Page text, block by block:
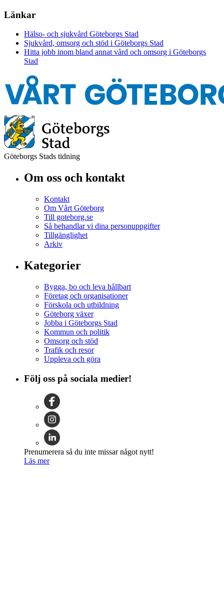
Länkar
Hälso- och sjukvård Göteborgs Stad
Sjukvård, omsorg och stöd i Göteborgs Stad
Hitta jobb inom bland annat vård och omsorg i Göteborgs
Stad
Göteborgs Stads tidning
Om oss och kontakt
Kontakt
Om Vårt Göteborg
Till goteborg.se
Så behandlar vi dina personuppgifter
Tillgänglighet
Arkiv
Kategorier
Bygga, bo och leva hållbart
Företag och organisationer
Förskola och utbildning
Göteborg växer
Jobba i Göteborgs Stad
Kommun och politik
Omsorg och stöd
Trafik och resor
Uppleva och göra
Följ oss på sociala medier!
Prenumerera så du inte missar något nytt!
Läs mer